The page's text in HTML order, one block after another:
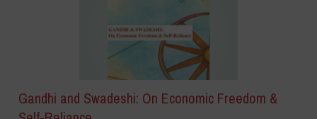
Gandhi and Swadeshi: On Economic Freedom &